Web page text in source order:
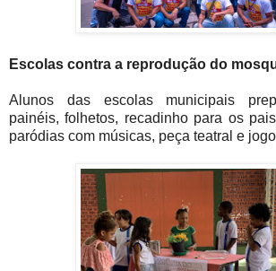
Escolas contra a reprodução do
Alunos das escolas municipais
painéis, folhetos, recadinho para os
paródias com músicas, peça teatral e